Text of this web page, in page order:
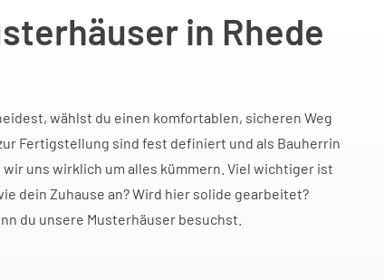
in Rhede
wählst du einen komfortablen, sicheren Weg
Fertigstellung sind fest definiert und als Bauherrin
uns wirklich um alles kümmern. Viel wichtiger ist
dein Zuhause an? Wird hier solide gearbeitet?
du unsere Musterhäuser besuchst.